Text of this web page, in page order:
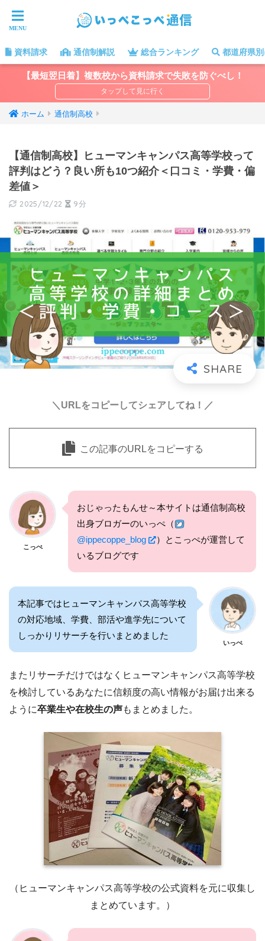
資料請求 通信制解説 総合ランキング 都道府県
【最短翌日着】複数校から資料請求で失敗を防ぐべし！
ホーム 通信制高校
【通信制高校】ヒューマンキャンパス高等学校って
評判はどう？良い所も10つ紹介＜口コミ・学費・偏
差値＞
2025/12/22 9分
＼URLをコピーしてシェアしてね！／
この記事のURLをコピーする
こっぺ
おじゃったもんせ～本サイトは通信制高校
出身ブロガーのいっぺ（
@ippecoppe_blog
）とこっぺが運営して
いるブログです
本記事ではヒューマンキャンパス高等学校
の対応地域、学費、部活や進学先について
しっかりリサーチを行いまとめました
いっぺ
またリサーチだけではなくヒューマンキャンパス高等学校
を検討しているあなたに信頼度の高い情報がお届け出来る
ように卒業生や在校生の声もまとめました。
（ヒューマンキャンパス高等学校の公式資料を元に収集し
まとめています。）